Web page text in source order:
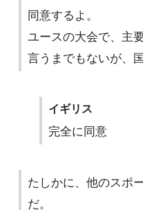
同意するよ。
ユースの大会で、主
言うまでもないが、
イギリス
完全に同意
たしかに、他のスポ
だ。